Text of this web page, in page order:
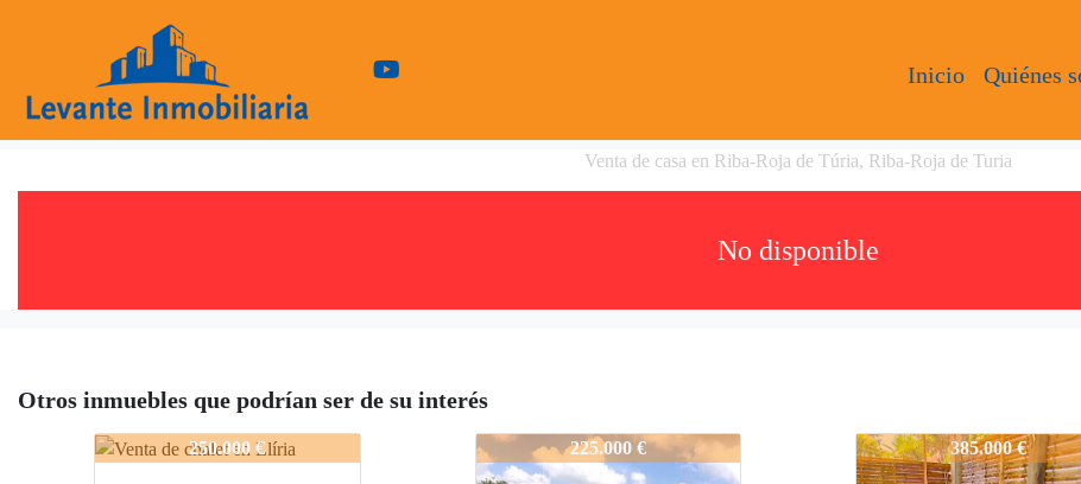
Inicio Quiénes
Venta de casa en Riba-Roja de Túria, Riba-Roja de Turia
No disponible
Otros inmuebles que podrían ser de su interés
LI2038
250.000 € LI2038 225.000 € LI2038 385.000 €